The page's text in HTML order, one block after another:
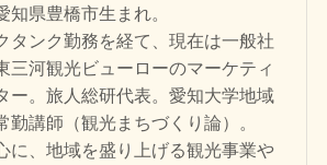
知県豊橋市生まれ。
タンク勤務を経て、現在は一般社
三河観光ビューローのマーケティ
ー。旅人総研代表。愛知大学地域
勤講師（観光まちづくり論）。
に、地域を盛り上げる観光事業や